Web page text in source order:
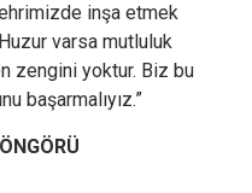
inşa etmek
varsa mutluluk
zengini yoktur. Biz bu
başarmalıyız.”